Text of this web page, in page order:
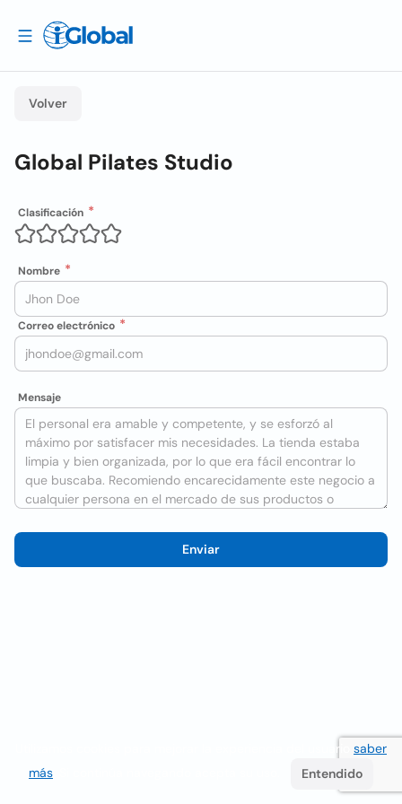
Volver
Global Pilates Studio
Clasificación
Nombre
Correo electrónico
Mensaje
Enviar
Utilizamos cookies para mejorar la experiencia del usuario saber
más
Entendido